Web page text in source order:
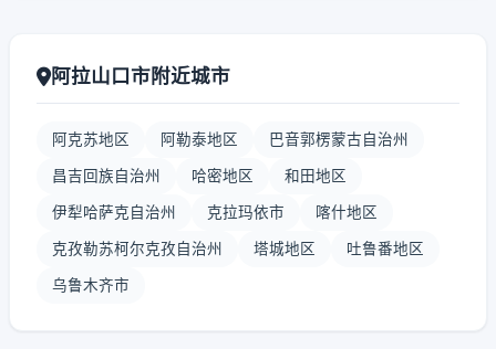
阿拉山口市附近城市
阿克苏地区 阿勒泰地区 巴音郭楞蒙古自治州
昌吉回族自治州 哈密地区 和田地区
伊犁哈萨克自治州 克拉玛依市 喀什地区
克孜勒苏柯尔克孜自治州 塔城地区 吐鲁番地区
乌鲁木齐市